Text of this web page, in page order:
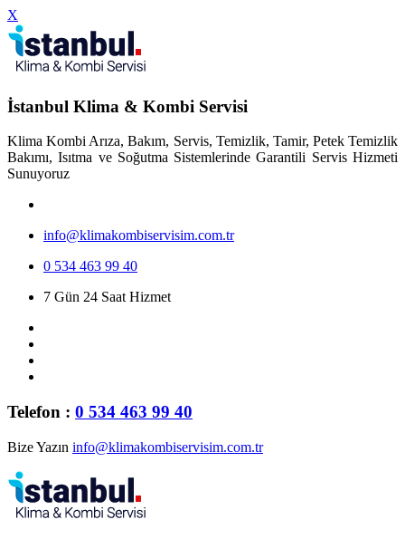
X
İstanbul Klima & Kombi Servisi
Klima Kombi Arıza, Bakım, Servis, Temizlik, Tamir, Petek Temizlik
Bakımı, Isıtma ve Soğutma Sistemlerinde Garantili Servis Hizmeti
Sunuyoruz
info@klimakombiservisim.com.tr
0 534 463 99 40
7 Gün 24 Saat Hizmet
Telefon : 0 534 463 99 40
Bize Yazın info@klimakombiservisim.com.tr